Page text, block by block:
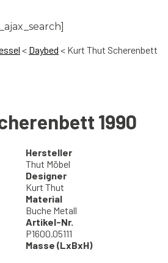
< Daybed < Kurt Thut Scherenbett
1990
Hersteller
Thut Möbel
Designer
Kurt Thut
Material
Buche Metall
Artikel-Nr.
P1600.05111
Masse (LxBxH)